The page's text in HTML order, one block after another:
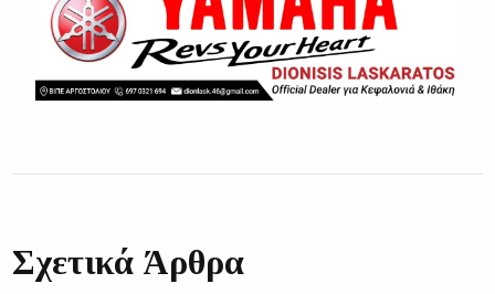
Σχετικά Άρθρα